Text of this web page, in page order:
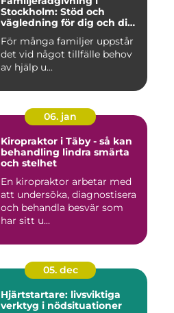
Stockholm: Stöd och
vägledning för dig och din
För många familjer uppstår
det vid något tillfälle behov
av hjälp u...
06. jan
Kiropraktor i Täby - så kan
behandling lindra smärta
och stelhet
En kiropraktor arbetar med
att undersöka, diagnostisera
och behandla besvär som
har sitt u...
05. dec
Hjärtstartare: livsviktiga
verktyg i nödsituationer